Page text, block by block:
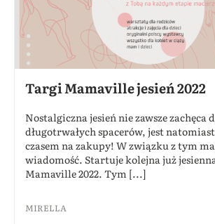
Targi Mamaville jesień 2022
Nostalgiczna jesień nie zawsze zachęca
długotrwałych spacerów, jest
czasem na zakupy! W związku z tym
wiadomość. Startuje kolejna już
Mamaville 2022. Tym [...]
MIRELLA